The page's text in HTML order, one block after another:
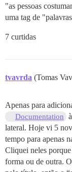
"as pessoas
uma tag de
7 curtidas
tvavrda (Tomas
Apenas para
Documentation
lateral. Hoje vi 5
tempo para apenas
Cliquei neles porque
forma ou de outra.